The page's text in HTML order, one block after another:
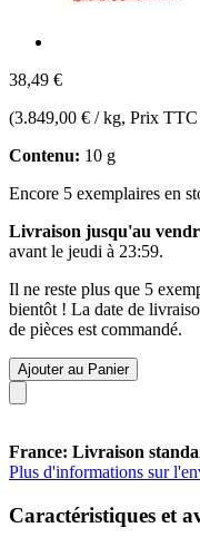
38,49 €
(3.849,00 € / kg, Prix
Contenu: 10 g
Encore 5 exemplaires en
Livraison jusqu'au
avant le jeudi à 23:59.
Il ne reste plus que 5
bientôt ! La date de
de pièces est commandé.
Ajouter au Panier
France: Livraison
Plus d'informations sur
Caractéristiques et